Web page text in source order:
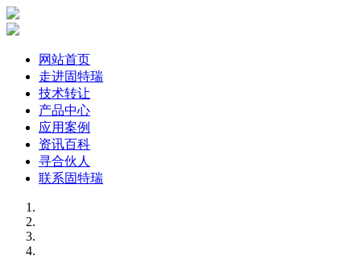
网站首页
走进固特瑞
技术转让
产品中心
应用案例
资讯百科
寻合伙人
联系固特瑞